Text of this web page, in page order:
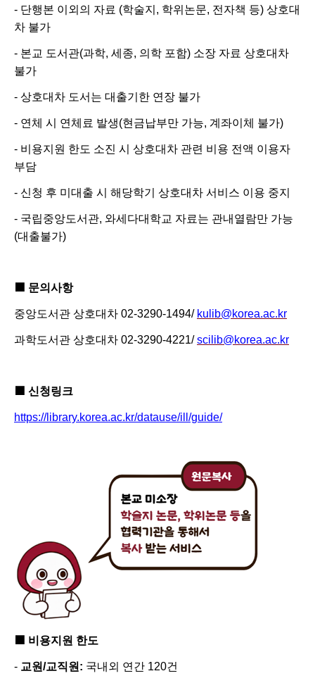
- 단행본 이외의 자료 (학술지 , 학위논문, 전자책 등) 상호대
차 불가
- 본교 도서관(과학, 세종, 의학 포함) 소장 자료 상호대차
불가
- 상호대차 도서는 대출기한 연장 불가
- 연체 시 연체료 발생(현금납부만 가능, 계좌이체 불가)
- 비용지원 한도 소진 시 상호대차 관련 비용 전액 이용자
부담
- 신청 후 미대출 시 해당학기 상호대차 서비스 이용 중지
- 국립중앙도서관, 와세다대학교 자료는 관내열람만 가능
(대출불가)
■ 문의사항
중앙도서관 상호대차 02-3290-1494/ kulib@korea.ac.kr
과학도서관 상호대차 02-3290-4221/scilib@korea.ac.kr
■ 신청링크
https://library.korea.ac.kr/datause/ill/guide/
■ 비용지원 한도
- 교원/교직원 : 국내외 연간 120건